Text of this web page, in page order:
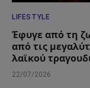
LIFESTYLE
Έφυγε από τη
από τις
λαϊκού
22/07/2026